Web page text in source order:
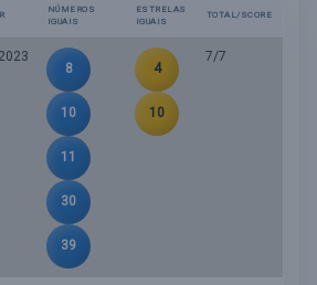
NÚMEROS
IGUAIS
ESTRELAS
IGUAIS
TOTAL/SCORE
8
10
11
30
39
4
10
7/7